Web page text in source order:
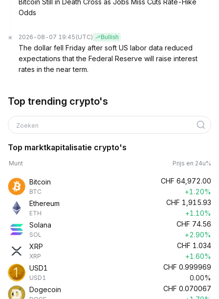
Bitcoin Still in Death Cross as Jobs Miss Cuts Rate-Hike
Odds
2026-08-07 19:45 (UTC) Bullish
The dollar fell Friday after soft US labor data reduced
expectations that the Federal Reserve will raise interest
rates in the near term.
Top trending crypto's
Zoeken
Top marktkapitalisatie crypto's
Munt Prijs en 24u%
Bitcoin
BTC
CHF 64,972.00
+1.20%
Ethereum
ETH
CHF 1,915.93
+1.10%
Solana
SOL
CHF 74.56
+2.90%
XRP
XRP
CHF 1.034
+1.60%
USD1
USD1
CHF 0.999969
0.00%
Dogecoin
CHF 0.070067